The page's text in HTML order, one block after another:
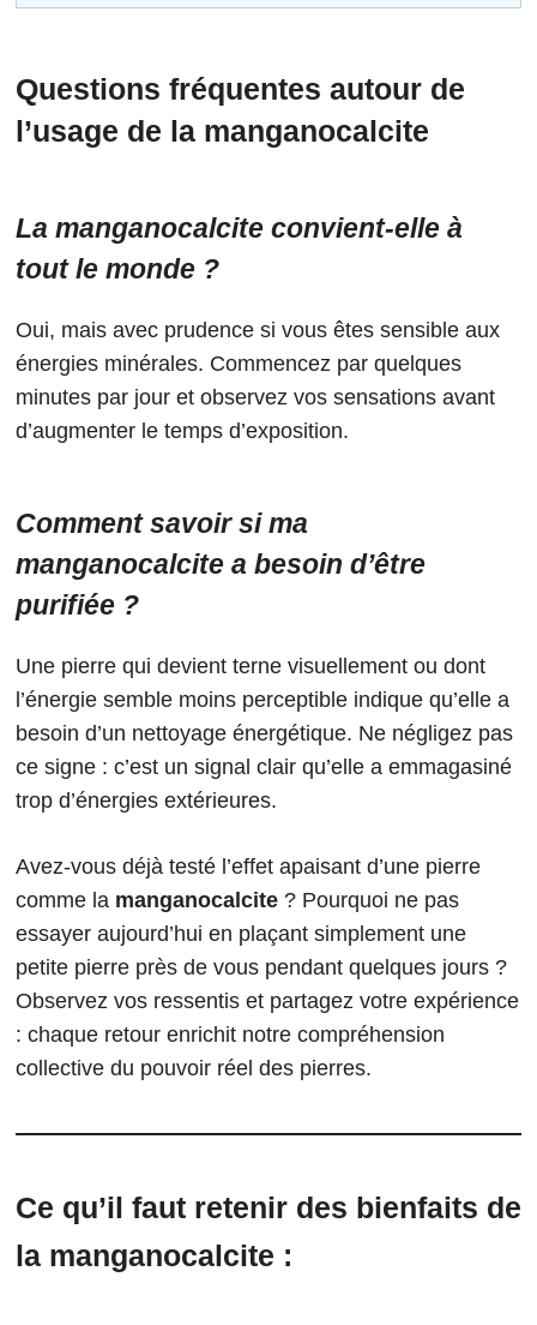
Questions fréquentes autour de
l’usage de la manganocalcite
La manganocalcite convient-elle à
tout le monde ?
Oui, mais avec prudence si vous êtes sensible aux
énergies minérales. Commencez par quelques
minutes par jour et observez vos sensations avant
d’augmenter le temps d’exposition.
Comment savoir si ma
manganocalcite a besoin d’être
purifiée ?
Une pierre qui devient terne visuellement ou dont
l’énergie semble moins perceptible indique qu’elle a
besoin d’un nettoyage énergétique. Ne négligez pas
ce signe : c’est un signal clair qu’elle a emmagasiné
trop d’énergies extérieures.
Avez-vous déjà testé l’effet apaisant d’une pierre
comme la manganocalcite ? Pourquoi ne pas
essayer aujourd’hui en plaçant simplement une
petite pierre près de vous pendant quelques jours ?
Observez vos ressentis et partagez votre expérience
: chaque retour enrichit notre compréhension
collective du pouvoir réel des pierres.
Ce qu’il faut retenir des bienfaits de
la manganocalcite :